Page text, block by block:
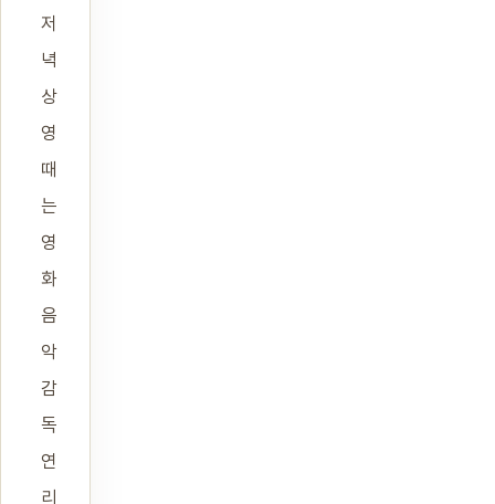
저
녁
상
영
때
는
영
화
음
악
감
독
연
리